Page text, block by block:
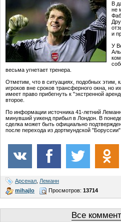
В
не
и
У
весьма угнетает тренера.
Отметим, что в ситуациях, подобных этим,
игроков вне сроков трансферного окна, но
имеет право прибегнуть к "экстренной
второе.
По информации источника 41-летний
минувший уикенд прибыл в Лондон. В
сделка может быть официально
после перехода из дортмундской "Боруссии"
Арсенал Леманн
mihajlo
Просмотров: 13714
Все